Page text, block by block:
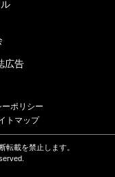
チャート図を使
。コンパクトな
ねているので、
文豪作品を読み
文体の迫力、表
広告
ポリシー
トマップ
転載を禁止します。